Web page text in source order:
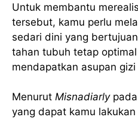
Untuk membantu
tersebut, kamu perlu
sedari dini yang
tahan tubuh tetap
mendapatkan asupan
Menurut Misnadiarly
yang dapat kamu